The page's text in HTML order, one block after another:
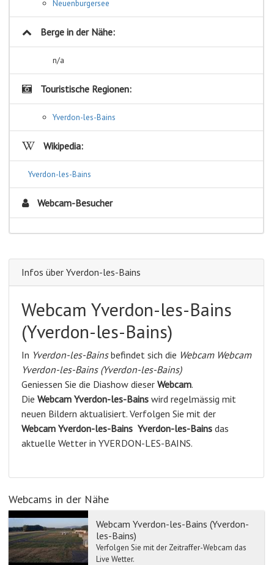
Neuenburgersee
Berge in der Nähe:
n/a
Touristische Regionen:
Yverdon-les-Bains
Wikipedia:
Yverdon-les-Bains
Webcam-Besucher
Infos über Yverdon-les-Bains
Webcam Yverdon-les-Bains
(Yverdon-les-Bains)
In Yverdon-les-Bainsbefindet sich die Webcam Webcam
Yverdon-les-Bains (Yverdon-les-Bains)
Geniessen Sie die Diashow dieser Webcam.
Die Webcam Yverdon-les-Bains wird regelmässig mit
neuen Bildern aktualisiert. Verfolgen Sie mit der
Webcam Yverdon-les-Bains Yverdon-les-Bains das
aktuelle Wetter in YVERDON-LES-BAINS.
Webcams in der Nähe
Webcam Yverdon-les-Bains (Yverdon-
les-Bains)
Verfolgen Sie mit der Zeitraffer-Webcam das
Live Wetter.